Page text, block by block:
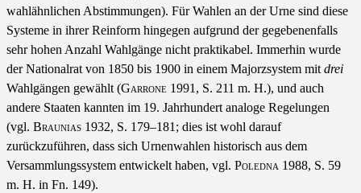
wahlähnlichen Abstimmungen). Für Wahlen an der Urne sind diese
Systeme in ihrer Reinform hingegen aufgrund der gegebenenfalls
sehr hohen Anzahl Wahlgänge nicht praktikabel. Immerhin wurde
der Nationalrat von 1850 bis 1900 in einem Majorzsystem mit drei
Wahlgängen gewählt (Garrone 1991, S. 211 m. H.), und auch
andere Staaten kannten im 19. Jahrhundert analoge Regelungen
(vgl. Braunias 1932, S. 179–181; dies ist wohl darauf
zurückzuführen, dass sich Urnenwahlen historisch aus dem
Versammlungssystem entwickelt haben, vgl. Poledna 1988, S. 59
m. H. in Fn. 149).